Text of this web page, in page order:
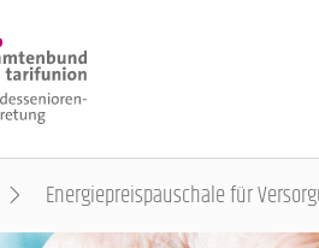
Energiepreispauschale für